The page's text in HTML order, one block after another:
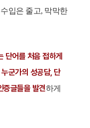
입은 줄고, 막막한
단어를 처음 접하게
군가의 성공담, 단
증글들을 발견하게